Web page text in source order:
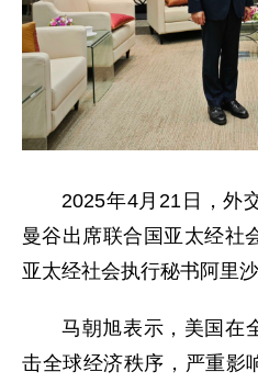
2025年4月21日，外
曼谷出席联合国亚太经社
亚太经社会执行秘书阿里沙
马朝旭表示，美国在
击全球经济秩序，严重影